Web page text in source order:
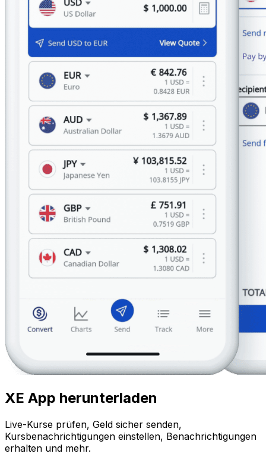
XE App herunterladen
Live-Kurse prüfen, Geld sicher senden,
Kursbenachrichtigungen einstellen, Benachrichtigungen
erhalten und mehr.